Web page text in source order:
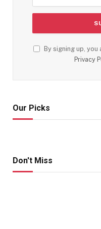
By signing up,
Privacy
Our Picks
Don't Miss